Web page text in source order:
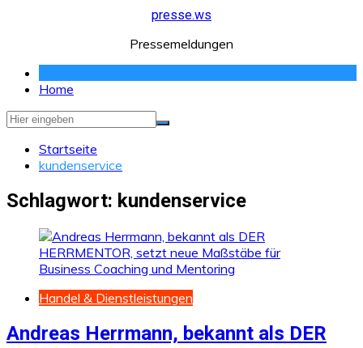
presse.ws
Pressemeldungen
Home
Startseite
kundenservice
Schlagwort: kundenservice
Handel & Dienstleistungen
Andreas Herrmann, bekannt als DER